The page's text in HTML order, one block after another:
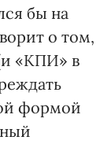
бы на
о том,
«КПИ» в
формой